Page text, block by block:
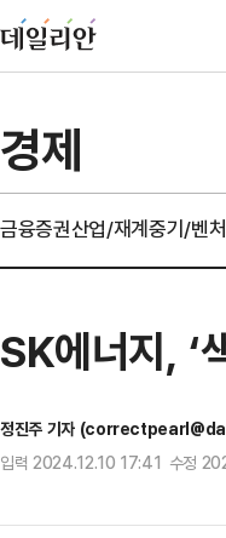
경제
금융증권산업/재계중기/벤처
SK에너지, ‘
정진주 기자
입력 2024.12.10 17:41 수정